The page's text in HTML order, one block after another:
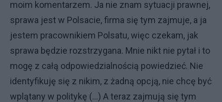
moim komentarzem. Ja nie znam sytuacji prawnej,
sprawa jest w Polsacie, firma się tym zajmuje, a ja
jestem pracownikiem Polsatu, więc czekam, jak
sprawa będzie rozstrzygana. Mnie nikt nie pytał i to
mogę z całą odpowiedzialnością powiedzieć. Nie
identyfikuję się z nikim, z żadną opcją, nie chcę być
wplątany w politykę (...) A teraz zajmują się tym